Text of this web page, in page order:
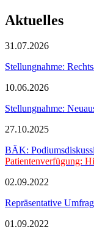
Aktuelles
31.07.2026
Stellungnahme:
10.06.2026
Stellungnahme:
27.10.2025
BÄK:
Patientenverfügung:
02.09.2022
Repräsentative
01.09.2022